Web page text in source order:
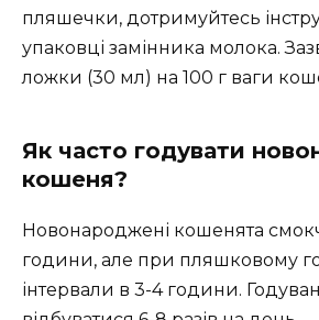
пляшечки, дотримуйтесь
упаковці замінника молока.
ложки (30 мл) на 100 г ваги
Як часто годувати
кошеня?
Новонароджені кошенята
години, але при пляшковому
інтервали в 3-4 години.